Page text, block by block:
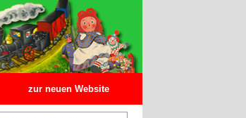
zur neuen Website